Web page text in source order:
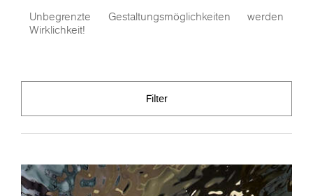
Unbegrenzte Gestaltungsmöglichkeiten werden
Wirklichkeit!
Filter